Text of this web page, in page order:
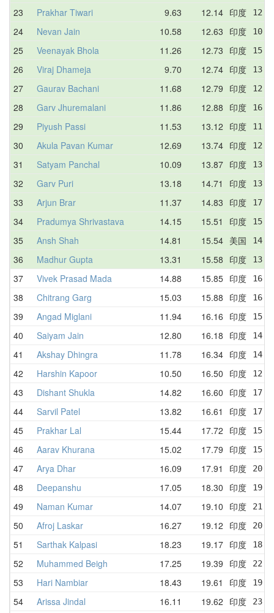
23 Prakhar Tiwari 9.63 12.14 印度
24 Nevan Jain 10.58 12.63 印度
25 Veenayak Bhola 11.26 12.73 印度
26 Viraj Dhameja 9.70 12.74 印度
27 Gaurav Bachani 11.68 12.79 印度
28 Garv Jhuremalani 11.86 12.88 印度
29 Piyush Passi 11.53 13.12 印度
30 Akula Pavan Kumar 12.69 13.74 印度
31 Satyam Panchal 10.09 13.87 印度
32 Garv Puri 13.18 14.71 印度
33 Arjun Brar 11.37 14.83 印度
34 Pradumya Shrivastava 14.15 15.51 印度
35 Ansh Shah 14.81 15.54 美国
36 Madhur Gupta 13.31 15.58 印度
37 Vivek Prasad Mada 14.88 15.85 印度
38 Chitrang Garg 15.03 15.88 印度
39 Angad Miglani 11.94 16.16 印度
40 Saiyam Jain 12.80 16.18 印度
41 Akshay Dhingra 11.78 16.34 印度
42 Harshin Kapoor 10.50 16.50 印度
43 Dishant Shukla 14.82 16.60 印度
44 Sarvil Patel 13.82 16.61 印度
45 Prakhar Lal 15.44 17.72 印度
46 Aarav Khurana 15.02 17.79 印度
47 Arya Dhar 16.09 17.91 印度
48 Deepanshu 17.05 18.30 印度
49 Naman Kumar 14.07 19.10 印度
50 Afroj Laskar 16.27 19.12 印度
51 Sarthak Kalpasi 18.23 19.17 印度
52 Muhammed Beigh 17.25 19.39 印度
53 Hari Nambiar 18.43 19.61 印度
54 Arissa Jindal 16.11 19.62 印度